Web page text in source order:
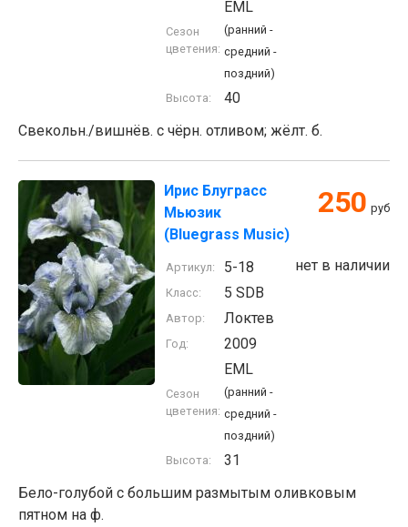
Сезон
цветения:
EML
(ранний -
средний -
поздний)
Высота:
40
Свекольн./вишнёв. с чёрн. отливом; жёлт. б.
Ирис Блуграсс
Мьюзик
(Bluegrass Music)
250 руб
нет в наличии
Артикул: 5-18
Класс: 5 SDB
Автор: Локтев
Год: 2009
Сезон
цветения:
EML
(ранний -
средний -
поздний)
Высота:
31
Бело-голубой с большим размытым оливковым
пятном на ф.